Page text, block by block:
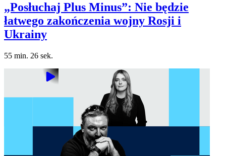
„Posłuchaj Plus Minus”: Nie będzie
łatwego zakończenia wojny Rosji i
Ukrainy
55 min. 26 sek.